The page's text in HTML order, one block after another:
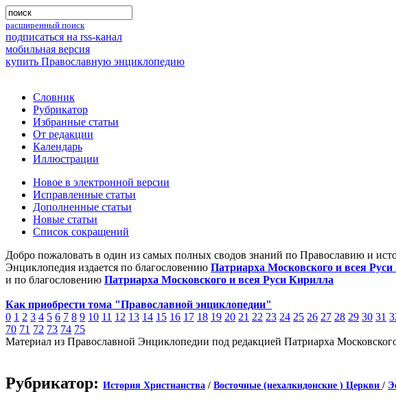
расширенный поиск
подписаться на rss-канал
мобильная версия
купить Православную энциклопедию
Словник
Рубрикатор
Избранные статьи
От редакции
Календарь
Иллюстрации
Новое в электронной версии
Исправленные статьи
Дополненные статьи
Новые статьи
Список сокращений
Добро пожаловать в один из самых полных сводов знаний по Православию и
Энциклопедия издается по благословению Патриарха Московского и всея
и по благословению Патриарха Московского и всея Руси Кирилла
Как приобрести тома "Православной энциклопедии"
0 1 2 3 4 5 6 7 8 9 10 11 12 13 14 15 16 17 18 19 20 21 22 23 24 25 26 27 28 29 30 31
70 71 72 73 74 75
Материал из Православной Энциклопедии под редакцией Патриарха
Рубрикатор: История Христианства / Восточные (нехалкидонские ) Церкви /